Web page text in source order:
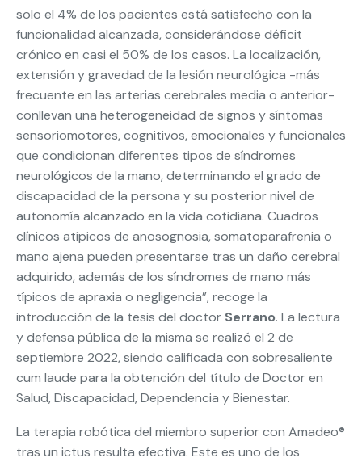
solo el 4% de los pacientes está satisfecho con la
funcionalidad alcanzada, considerándose déficit
crónico en casi el 50% de los casos. La localización,
extensión y gravedad de la lesión neurológica -más
frecuente en las arterias cerebrales media o anterior-
conllevan una heterogeneidad de signos y síntomas
sensoriomotores, cognitivos, emocionales y funcionales
que condicionan diferentes tipos de síndromes
neurológicos de la mano, determinando el grado de
discapacidad de la persona y su posterior nivel de
autonomía alcanzado en la vida cotidiana. Cuadros
clínicos atípicos de anosognosia, somatoparafrenia o
mano ajena pueden presentarse tras un daño cerebral
adquirido, además de los síndromes de mano más
típicos de apraxia o negligencia”, recoge la
introducción de la tesis del doctor Serrano. La lectura
y defensa pública de la misma se realizó el 2 de
septiembre 2022, siendo calificada con sobresaliente
cum laude para la obtención del título de Doctor en
Salud, Discapacidad, Dependencia y Bienestar.
La terapia robótica del miembro superior con Amadeo®
tras un ictus resulta efectiva. Este es uno de los